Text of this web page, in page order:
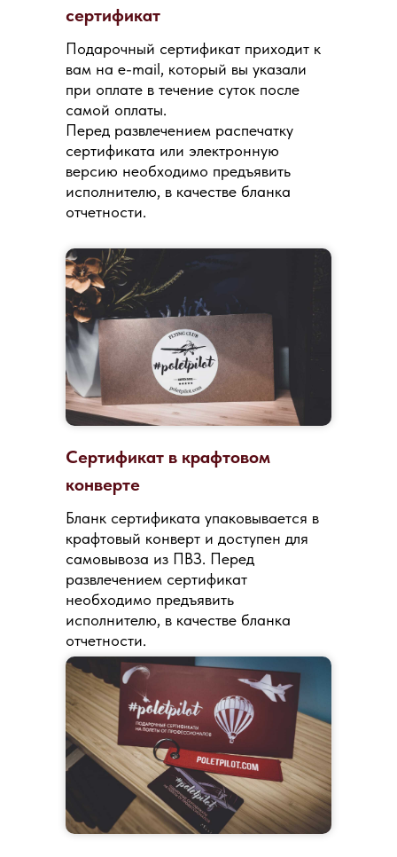
сертификат
Подарочный сертификат приходит к
вам на e-mail, который вы указали
при оплате в течение суток после
самой оплаты.
Перед развлечением распечатку
сертификата или электронную
версию необходимо предъявить
исполнителю, в качестве бланка
отчетности.
Сертификат в крафтовом
конверте
Бланк сертификата упаковывается в
крафтовый конверт и доступен для
самовывоза из ПВЗ. Перед
развлечением сертификат
необходимо предъявить
исполнителю, в качестве бланка
отчетности.